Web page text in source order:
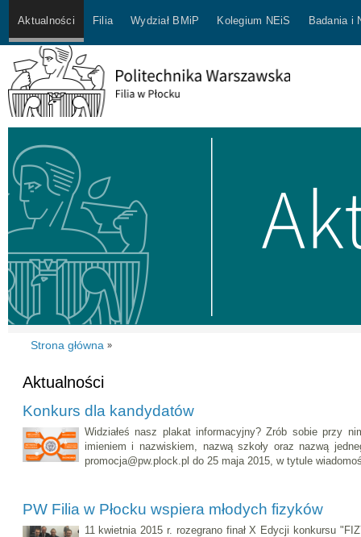
Aktualności Filia Wydział BMiP Kolegium NEiS Badania i
Strona główna »
Aktualności
Konkurs dla kandydatów
Widziałeś nasz plakat informacyjny? Zrób sobie przy
imieniem i nazwiskiem, nazwą szkoły oraz nazwą
promocja@pw.plock.pl do 25 maja 2015, w tytule
PW Filia w Płocku wspiera młodych fizyków
11 kwietnia 2015 r. rozegrano finał X Edycji konkursu